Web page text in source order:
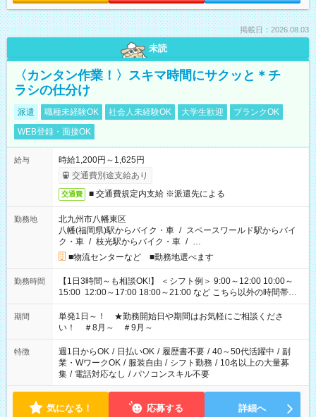
掲載日：2026.08.03
未読
〈カンタン作業！〉スキマ時間にサクッと＊チ
ラシの仕分け
派遣 職種未経験OK 社会人未経験OK 大学生歓迎
ブランクOK
WEB登録・面接OK
給与
時給1,200円～1,625円
交通費別途支給あり
交通費 ■ 交通費規定内支給 ※派遣先による
勤務地
北九州市八幡東区
八幡(福岡県)駅からバイク・車 / スペースワールド駅からバイ
ク・車 / 枝光駅からバイク・車 / …
■物流センターなど ■勤務地選べます
勤務時間
【1日3時間～も相談OK!】 ＜シフト例＞ 9:00～12:00 10:00～
15:00 12:00～17:00 18:00～21:00 など こちら以外の時間帯も
お気軽にご相談ください！
期間
単発1日～！ ★勤務開始日や期間はお気軽にご相談くださ
い！ ＃8月～ ＃9月～
特徴 週1日からOK / 日払いOK / 履歴書不要 / 40～50代活躍中 / 副
業・WワークOK / 服装自由 / シフト勤務 / 10名以上の大量募
集 / 電話対応なし / パソコンスキル不要
気になる！ 応募する 詳細へ